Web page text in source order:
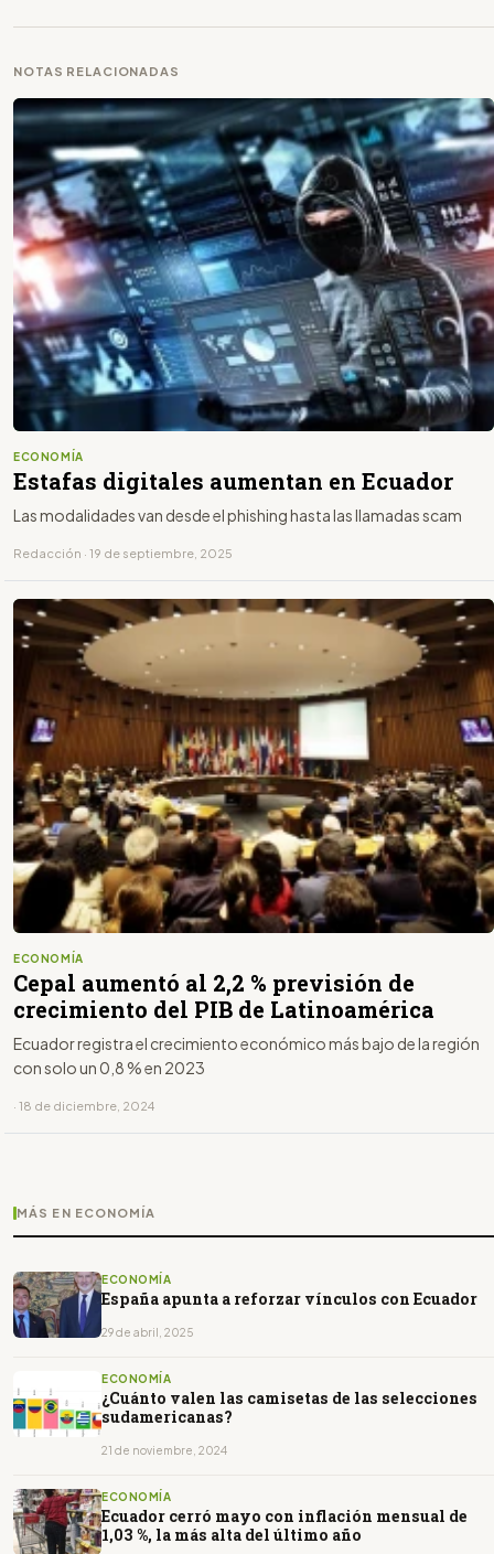
NOTAS RELACIONADAS
ECONOMÍA
Estafas digitales aumentan en Ecuador
Las modalidades van desde el phishing hasta las llamadas scam
Redacción · 19 de septiembre, 2025
ECONOMÍA
Cepal aumentó al 2,2 % previsión de
crecimiento del PIB de Latinoamérica
Ecuador registra el crecimiento económico más bajo de la región
con solo un 0,8 % en 2023
· 18 de diciembre, 2024
MÁS EN ECONOMÍA
ECONOMÍA
España apunta a reforzar vínculos con Ecuador
29 de abril, 2025
ECONOMÍA
¿Cuánto valen las camisetas de las selecciones
sudamericanas?
21 de noviembre, 2024
ECONOMÍA
Ecuador cerró mayo con inflación mensual de
1,03 %, la más alta del último año